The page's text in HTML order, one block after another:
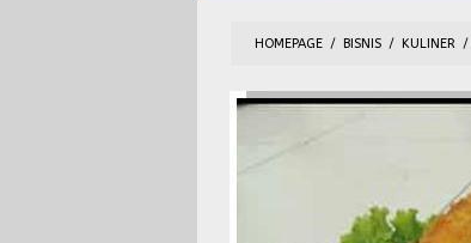
HOMEPAGE / BISNIS / KULINER /